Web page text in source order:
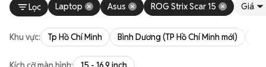
Lọc Laptop Asus ROG Strix Scar 15 Giá
Khu vực: Tp Hồ Chí Minh Bình Dương (TP Hồ Chí Minh mới)